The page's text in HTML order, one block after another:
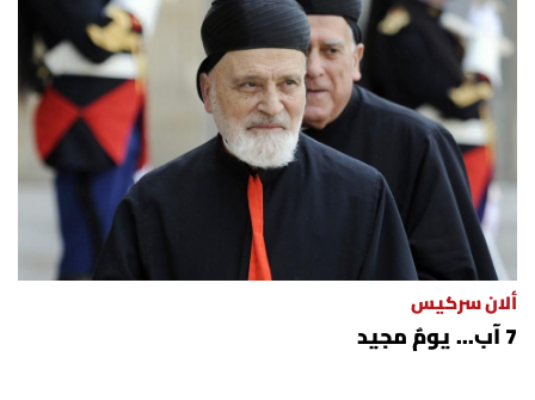
ألان سركيس
7 آب... يومٌ مجيد